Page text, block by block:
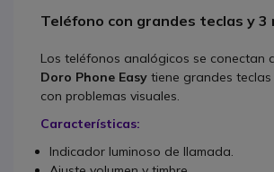
Teléfono con grandes teclas y
Los teléfonos analógicos se conectan
Doro Phone Easy tiene grandes
con problemas visuales.
Características:
Indicador luminoso de llamada.